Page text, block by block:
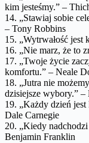
kim jesteśmy.” –
14. „Stawiaj sobie
– Tony Robbins
15. „Wytrwałość
16. „Nie marz, że to
17. „Twoje życie
komfortu.” – Neale
18. „Jutra nie
dzisiejsze wybory.” –
19. „Każdy dzień jest
Dale Carnegie
20. „Kiedy
Benjamin Franklin